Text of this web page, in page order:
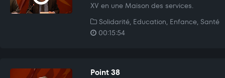
XV en une Maison des services.
Solidarité, Education, Enfance, Santé
00:15:54
Point 38